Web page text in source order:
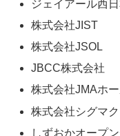
ジェイアール西
株式会社JIST
株式会社JSOL
JBCC株式会社
株式会社JMAホ
株式会社シグマ
しずおかオープ